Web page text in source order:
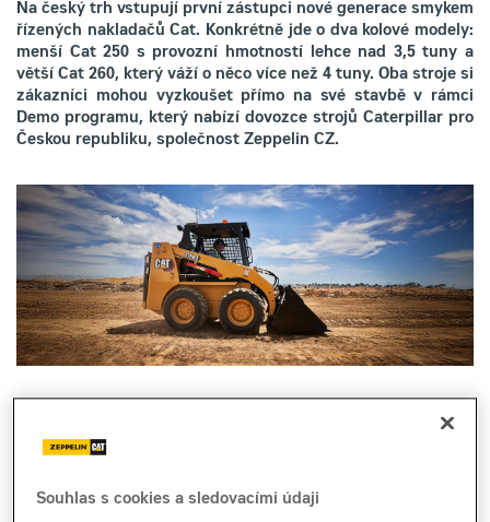
Na český trh vstupují první zástupci nové generace smykem
řízených nakladačů Cat. Konkrétně jde o dva kolové modely:
menší Cat 250 s provozní hmotností lehce nad 3,5 tuny a
větší Cat 260, který váží o něco více než 4 tuny. Oba stroje si
zákazníci mohou vyzkoušet přímo na své stavbě v rámci
Demo programu, který nabízí dovozce strojů Caterpillar pro
Českou republiku, společnost Zeppelin CZ.
nakladačů na podzim loňského roku. Tvoří ji rozsáhlá
modelová řada ve dvou základních variantách –
(CTL). Obecně lze říct, že nová generace přináší vyšší zdvih,
Souhlas s cookies a sledovacími údaji